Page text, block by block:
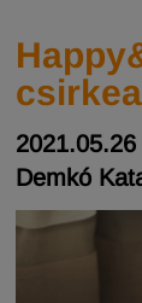
2021.05.26
Demkó